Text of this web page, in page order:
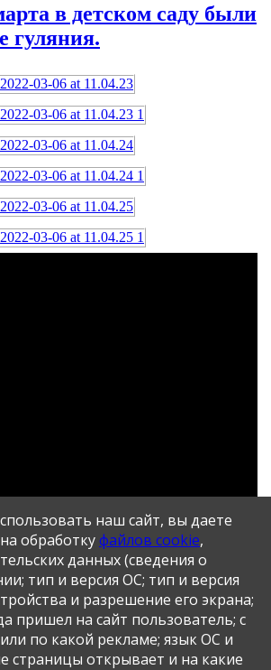
в детском саду были
гуляния.
персональных данных, в том числе
производится в соответствии с
законом от 27.07.2006 г. № 152-ФЗ " О
с согласия субъекта персональных
наш сайт, вы даете
обработкуфайлов cookie,
данных (сведения о
тип и версия ОС; тип и версия
и разрешение его экрана;
пришел на сайт пользователь; с
по какой рекламе; язык ОС и
страницы открывает и на какие